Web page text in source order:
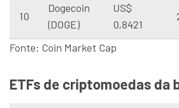
10
Dogecoin
(DOGE)
US$
0,8421
Fonte: Coin Market Cap
ETFs de criptomoedas da